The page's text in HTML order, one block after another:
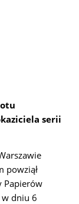
serii
powziął
Papierów
w dniu 6